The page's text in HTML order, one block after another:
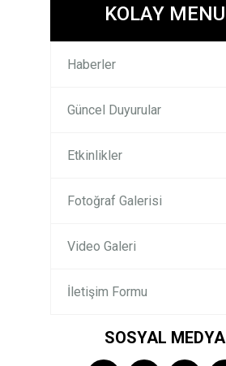
KOLAY MENU
Haberler
Güncel Duyurular
Etkinlikler
Fotoğraf Galerisi
Video Galeri
İletişim Formu
SOSYAL MEDYA